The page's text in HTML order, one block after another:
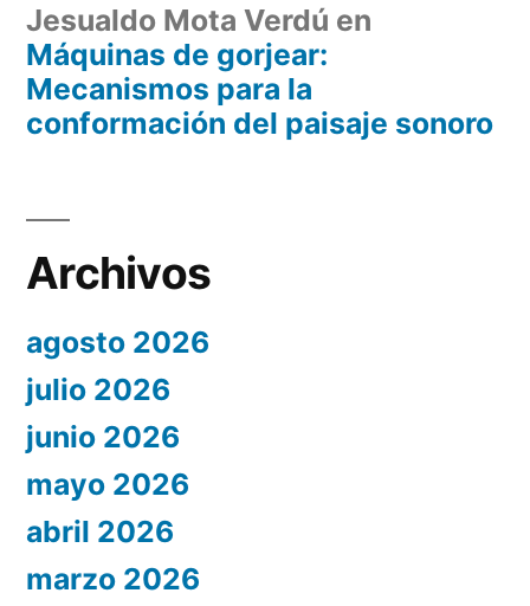
Jesualdo Mota Verdú en
Máquinas de gorjear:
Mecanismos para la
conformación del paisaje sonoro
Archivos
agosto 2026
julio 2026
junio 2026
mayo 2026
abril 2026
marzo 2026